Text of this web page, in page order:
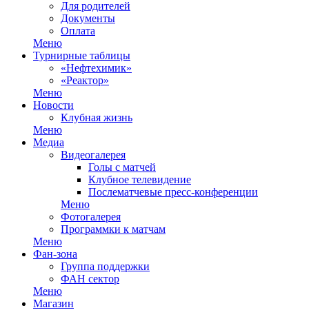
Для родителей
Документы
Оплата
Меню
Турнирные таблицы
«Нефтехимик»
«Реактор»
Меню
Новости
Клубная жизнь
Меню
Медиа
Видеогалерея
Голы с матчей
Клубное телевидение
Послематчевые пресс-конференции
Меню
Фотогалерея
Программки к матчам
Меню
Фан-зона
Группа поддержки
ФАН сектор
Меню
Магазин